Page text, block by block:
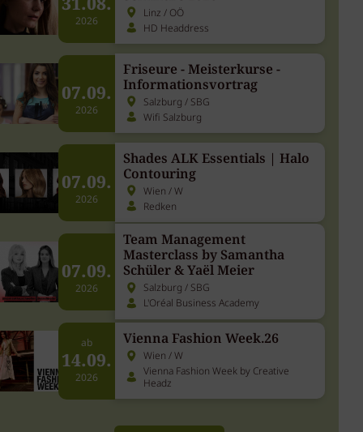
2026
Linz / OÖ
HD Headdress
07.09.
2026
Friseure - Meisterkurse -
Informationsvortrag
Salzburg / SBG
Wifi Salzburg
07.09.
2026
Shades ALK Essentials | Halo
Contouring
Wien / W
Redken
07.09.
2026
Team Management
Masterclass by Samantha
Schüler & Yaël Meier
Salzburg / SBG
L'Oréal Business Academy
ab
14.09.
2026
Vienna Fashion Week.26
Wien / W
Vienna Fashion Week by Creative
Headz